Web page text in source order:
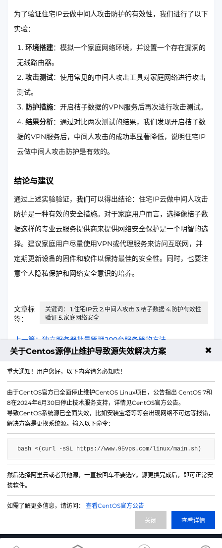
为了验证住宅IP云做中间人攻击防护的有效性，我们进行了以下
实验：
环境搭建：模拟一个家庭网络环境，并设置一个存在漏洞的
无线路由器。
攻击测试：使用常见的中间人攻击工具对家庭网络进行攻击
测试。
防护措施：开启桔子数据的VPN服务后再次进行攻击测试。
结果分析：通过对比两次测试的结果，我们发现开启桔子数
据的VPN服务后，中间人攻击的成功率显著降低，说明住宅IP
云做中间人攻击防护是有效的。
结论与建议
通过上述实验验证，我们可以得出结论：住宅IP云做中间人攻击
防护是一种有效的安全措施。对于家庭用户而言，选择像桔子数
据这样的专业云服务提供商来提供网络安全保护是一个明智的选
择。建议家庭用户尽量使用VPN或代理服务来访问互联网，并
定期更新设备的固件和软件以保持最佳的安全性。同时，也要注
意个人隐私保护和网络安全意识的培养。
文章标
签：
关键词： 1.住宅IP云 2.中间人攻击 3.桔子数据 4.防护有效性
验证 5.家庭网络安全
上一篇：独立服务器批量管理200台服务器的方法
微信公众号
IDC/ISP证号 B1-20214840
关于Centos源停止维护导致源失效解决方案 ✖
重大通知！用户您好，以下内容请务必知晓！
由于CentOS官方已全面停止维护CentOS Linux项目，公告指出 CentOS 7和
8在2024年6月30日停止技术服务支持，详情见CentOS官方公告。
导致CentOS系统源已全面失效，比如安装宝塔等等会出现网络不可达等报错，
解决方案是更换系统源。输入以下命令：
bash <(curl -sSL https://www.95vps.com/linux/main.sh)
然后选择阿里云或者其他源，一直按回车不要选Y。源更换完成后，即可正常安
装软件。
如需了解更多信息，请访问： 查看CentOS官方公告
查看详情
关闭